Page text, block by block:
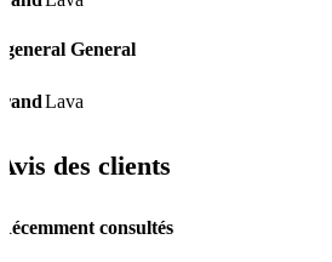
General
Lava
des clients
consultés